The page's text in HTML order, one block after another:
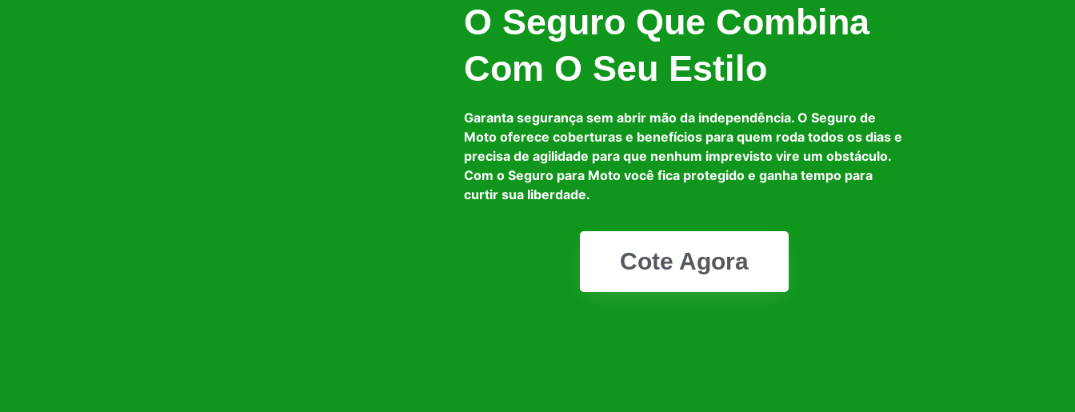
O Seguro Que Combina
Com O Seu Estilo
Garanta segurança sem abrir mão da independência. O Seguro de
Moto oferece coberturas e benefícios para quem roda todos os dias e
precisa de agilidade para que nenhum imprevisto vire um obstáculo.
Com o Seguro para Moto você fica protegido e ganha tempo para
curtir sua liberdade.
Cote Agora